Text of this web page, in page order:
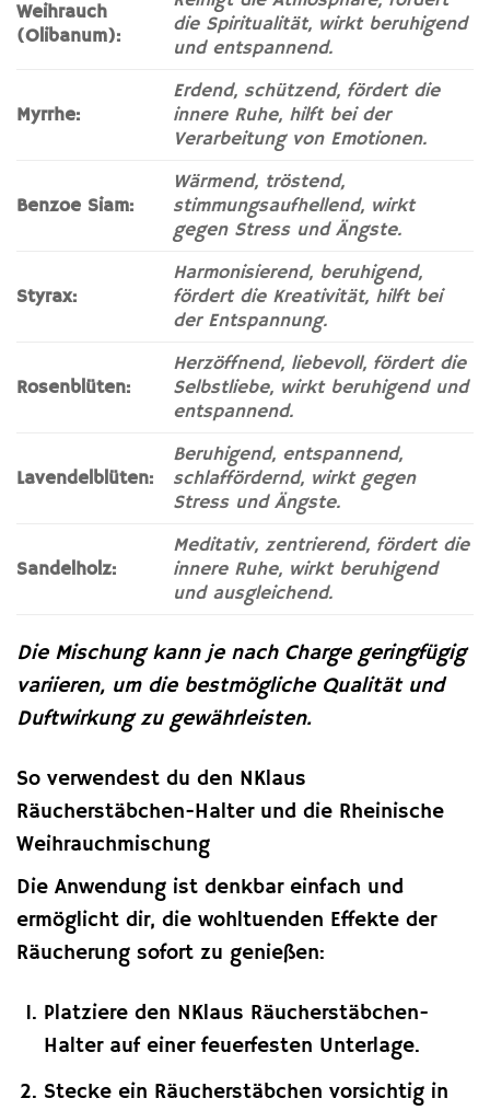
Weihrauch
(Olibanum):
die Spiritualität, wirkt beruhigend
und entspannend.
Myrrhe:
Erdend, schützend, fördert die
innere Ruhe, hilft bei der
Verarbeitung von Emotionen.
Benzoe Siam:
Wärmend, tröstend,
stimmungsaufhellend, wirkt
gegen Stress und Ängste.
Styrax:
Harmonisierend, beruhigend,
fördert die Kreativität, hilft bei
der Entspannung.
Rosenblüten:
Herzöffnend, liebevoll, fördert die
Selbstliebe, wirkt beruhigend und
entspannend.
Lavendelblüten:
Beruhigend, entspannend,
schlaffördernd, wirkt gegen
Stress und Ängste.
Sandelholz:
Meditativ, zentrierend, fördert die
innere Ruhe, wirkt beruhigend
und ausgleichend.
Die Mischung kann je nach Charge geringfügig
variieren, um die bestmögliche Qualität und
Duftwirkung zu gewährleisten.
So verwendest du den NKlaus
Räucherstäbchen-Halter und die Rheinische
Weihrauchmischung
Die Anwendung ist denkbar einfach und
ermöglicht dir, die wohltuenden Effekte der
Räucherung sofort zu genießen:
Platziere den NKlaus Räucherstäbchen-
Halter auf einer feuerfesten Unterlage.
Stecke ein Räucherstäbchen vorsichtig in